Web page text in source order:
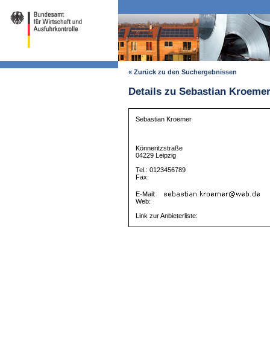
« Zurück zu den Suchergebnissen
Details zu Sebastian Kroemer
Sebastian Kroemer
Könneritzstraße
04229 Leipzig
Tel.: 0123456789
Fax:
E-Mail:
Web:
Link zur Anbieterliste: